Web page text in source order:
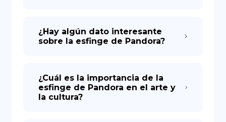
¿Hay algún dato interesante
sobre la esfinge de Pandora?
¿Cuál es la importancia de la
esfinge de Pandora en el arte y
la cultura?